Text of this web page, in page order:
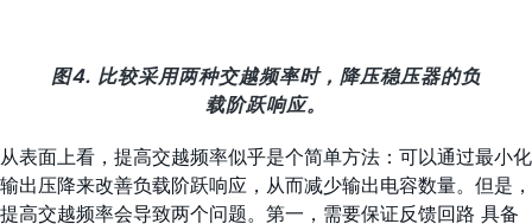
图4. 比较采用两种交越频率时，降压稳压器的负
载阶跃响应。
从表面上看，提高交越频率似乎是个简单方法：可以通过最小化
输出压降来改善负载阶跃响应，从而减少输出电容数量。但是，
提高交越频率会导致两个问题。第一，需要保证反馈回路 具备